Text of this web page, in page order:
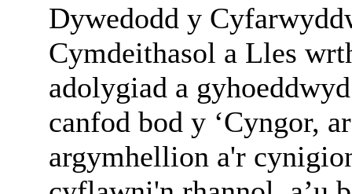
Dywedodd y
Cymdeithasol a Lles
adolygiad a
canfod bod y ‘Cyngor,
argymhellion a'r